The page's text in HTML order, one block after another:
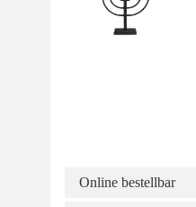
Online bestellbar